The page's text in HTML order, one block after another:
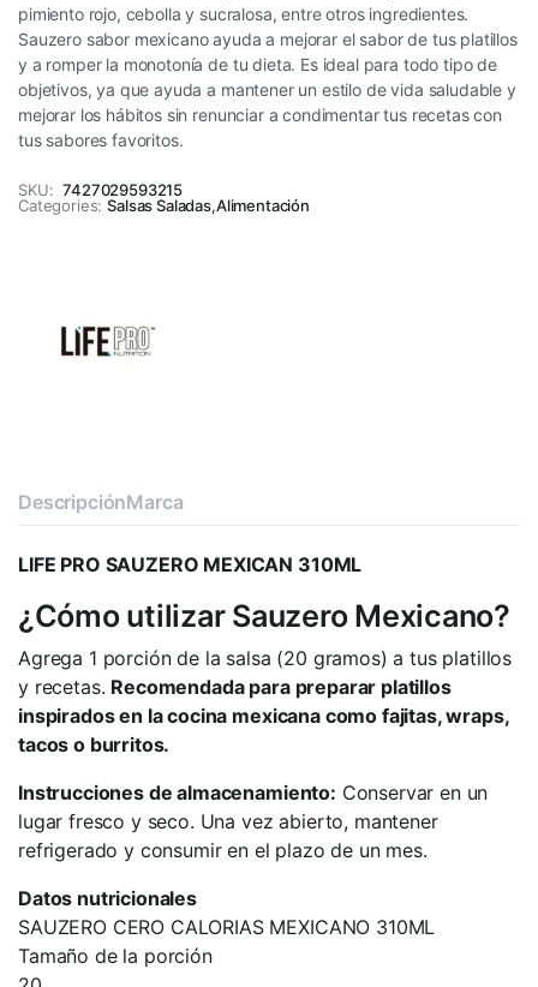
pimiento rojo, cebolla y sucralosa, entre otros ingredientes.
Sauzero sabor mexicano ayuda a mejorar el sabor de tus platillos
y a romper la monotonía de tu dieta. Es ideal para todo tipo de
objetivos, ya que ayuda a mantener un estilo de vida saludable y
mejorar los hábitos sin renunciar a condimentar tus recetas con
tus sabores favoritos.
SKU: 7427029593215
Categories: Salsas Saladas,Alimentación
DescripciónMarca
LIFE PRO SAUZERO MEXICAN 310ML
¿Cómo utilizar Sauzero Mexicano?
Agrega 1 porción de la salsa (20 gramos) a tus platillos
y recetas. Recomendada para preparar platillos
inspirados en la cocina mexicana como fajitas, wraps,
tacos o burritos.
Instrucciones de almacenamiento: Conservar en un
lugar fresco y seco. Una vez abierto, mantener
refrigerado y consumir en el plazo de un mes.
Datos nutricionales
SAUZERO CERO CALORIAS MEXICANO 310ML
Tamaño de la porción